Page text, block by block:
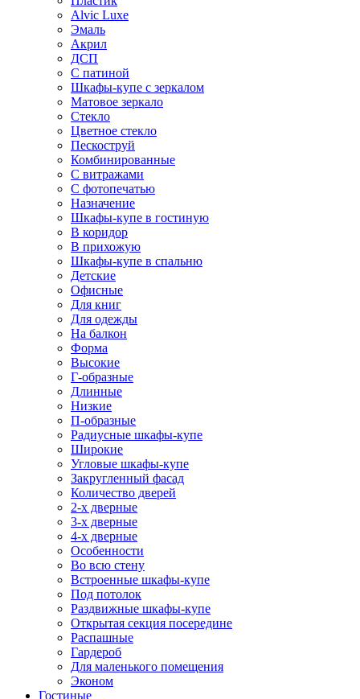
Alvic Luxe
Эмаль
Акрил
ДСП
С патиной
Шкафы-купе с зеркалом
Матовое зеркало
Стекло
Цветное стекло
Пескоструй
Комбинированные
С витражами
С фотопечатью
Назначение
Шкафы-купе в гостиную
В коридор
В прихожую
Шкафы-купе в спальню
Детские
Офисные
Для книг
Для одежды
На балкон
Форма
Высокие
Г-образные
Длинные
Низкие
П-образные
Радиусные шкафы-купе
Широкие
Угловые шкафы-купе
Закругленный фасад
Количество дверей
2-х дверные
3-х дверные
4-х дверные
Особенности
Во всю стену
Встроенные шкафы-купе
Под потолок
Раздвижные шкафы-купе
Открытая секция посередине
Распашные
Гардероб
Для маленького помещения
Эконом
Гостиные